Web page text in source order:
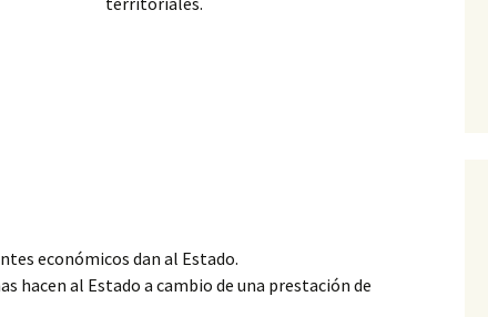
económicos dan al Estado.
hacen al Estado a cambio de una prestación de